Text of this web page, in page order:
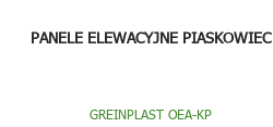
PANELE ELEWACYJNE PIASKOWIEC
GREINPLAST OEA-KP